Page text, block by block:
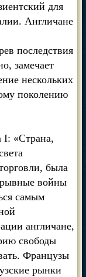
для
Англичане
последствия
замечает
нескольких
поколению
I: «Страна,
была
войны
самым
англичане,
свободы
Французы
рынки